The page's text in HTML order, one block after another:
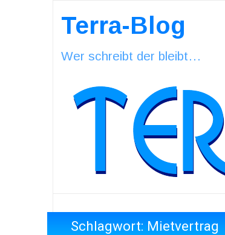
Terra-Blog
Wer schreibt der bleibt…
Schlagwort: Mietvertrag